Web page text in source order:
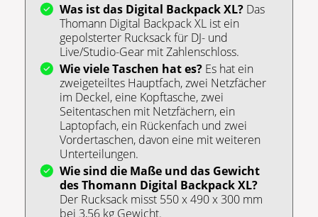
Was ist das Digital Backpack XL? Das
Thomann Digital Backpack XL ist ein
gepolsterter Rucksack für DJ- und
Live/Studio-Gear mit Zahlenschloss.
Wie viele Taschen hat es? Es hat ein
zweigeteiltes Hauptfach, zwei Netzfächer
im Deckel, eine Kopftasche, zwei
Seitentaschen mit Netzfächern, ein
Laptopfach, ein Rückenfach und zwei
Vordertaschen, davon eine mit weiteren
Unterteilungen.
Wie sind die Maße und das Gewicht
des Thomann Digital Backpack XL?
Der Rucksack misst 550 x 490 x 300 mm
bei 3,56 kg Gewicht.